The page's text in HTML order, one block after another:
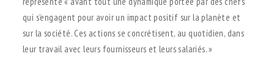
qui s’engagent pour avoir un impact positif sur la planète et
sur la société. Ces actions se concrétisent, au quotidien, dans
leur travail avec leurs fournisseurs et leurs salariés. »